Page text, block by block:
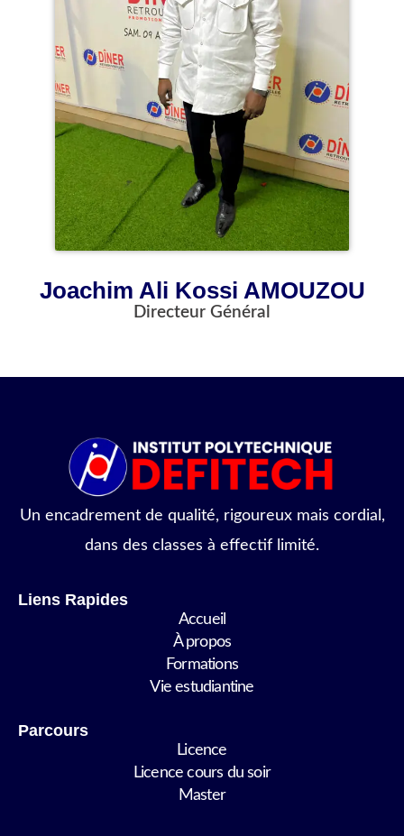
Joachim Ali Kossi AMOUZOU
Directeur Général
Un encadrement de qualité, rigoureux mais cordial,
dans des classes à effectif limité.
Liens Rapides
Accueil
À propos
Formations
Vie estudiantine
Parcours
Licence
Licence cours du soir
Master